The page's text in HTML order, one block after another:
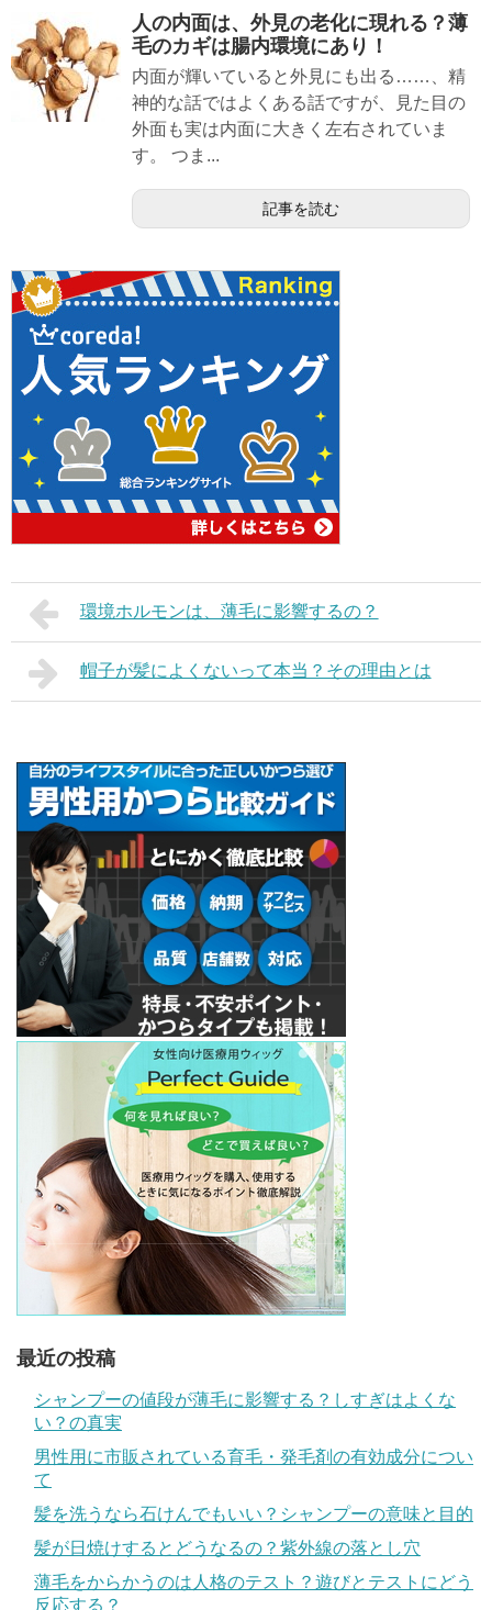
人の内面は、外見の老化に現れる？薄
毛のカギは腸内環境にあり！
内面が輝いていると外見にも出る……、精
神的な話ではよくある話ですが、見た目の
外面も実は内面に大きく左右されていま
す。 つま...
記事を読む
環境ホルモンは、薄毛に影響するの？
帽子が髪によくないって本当？その理由とは
最近の投稿
シャンプーの値段が薄毛に影響する？しすぎはよくな
い？の真実
男性用に市販されている育毛・発毛剤の有効成分につい
て
髪を洗うなら石けんでもいい？シャンプーの意味と目的
髪が日焼けするとどうなるの？紫外線の落とし穴
薄毛をからかうのは人格のテスト？遊びとテストにどう
反応する？